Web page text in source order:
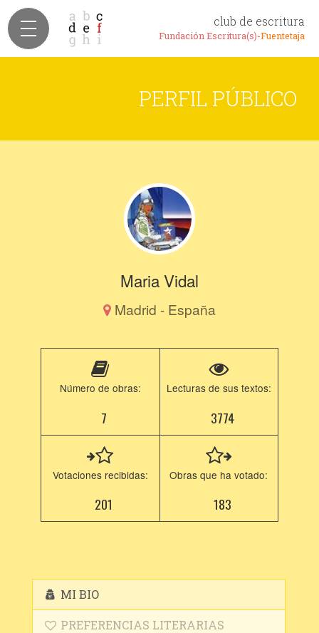
club de escritura
Fundación Escritura(s)-Fuentetaja
PERFIL PÚBLICO
Maria Vidal
Madrid - España
Número de obras:
7
Lecturas de sus textos:
3774
Votaciones recibidas:
201
Obras que ha votado:
183
MI BIO
PREFERENCIAS LITERARIAS